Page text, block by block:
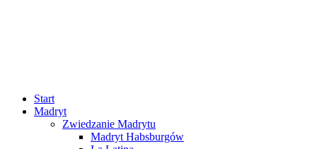
Start
Madryt
Zwiedzanie Madrytu
Madryt Habsburgów